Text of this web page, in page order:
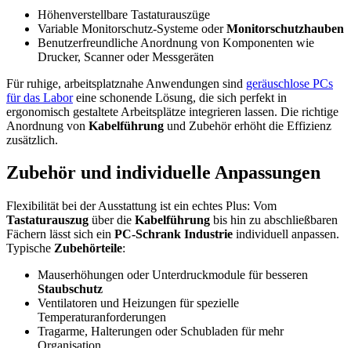
Höhenverstellbare Tastaturauszüge
Variable Monitorschutz-Systeme oderMonitorschutzhauben
Benutzerfreundliche Anordnung von Komponenten wie
Drucker, Scanner oder Messgeräten
Für ruhige, arbeitsplatznahe Anwendungen sind geräuschlose PCs
für das Laboreine schonende Lösung, die sich perfekt in
ergonomisch gestaltete Arbeitsplätze integrieren lassen. Die richtige
Anordnung von Kabelführung und Zubehör erhöht die Effizienz
zusätzlich.
Zubehör und individuelle Anpassungen
Flexibilität bei der Ausstattung ist ein echtes Plus: Vom
Tastaturauszug über die Kabelführung bis hin zu abschließbaren
Fächern lässt sich ein PC-Schrank Industrie individuell anpassen.
Typische Zubehörteile:
Mauserhöhungen oder Unterdruckmodule für besseren
Staubschutz
Ventilatoren und Heizungen für spezielle
Temperaturanforderungen
Tragarme, Halterungen oder Schubladen für mehr